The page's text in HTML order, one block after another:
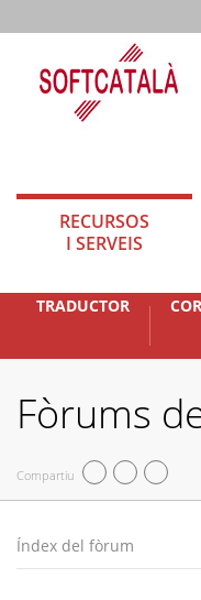
RECURSOS
I SERVEIS
TRADUCTOR
Fòrums
Compartiu
Índex del fòrum